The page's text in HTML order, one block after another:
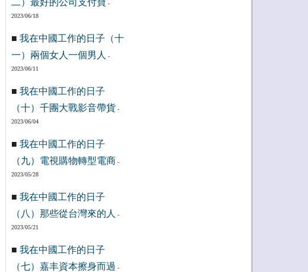
二）最好的公司支付寶 -
2023/06/18
■ 我在中國工作的日子（十
一）兩個女人一個男人
-
2023/06/11
■ 我在中國工作的日子
（十）千團大戰影音帶貨 -
2023/06/04
■ 我在中國工作的日子
（九）電視購物轉型電商 -
2023/05/28
■ 我在中國工作的日子
（八）那些從台灣來的人
-
2023/05/21
■ 我在中國工作的日子
（七）嘉丰資本擦身而過 -